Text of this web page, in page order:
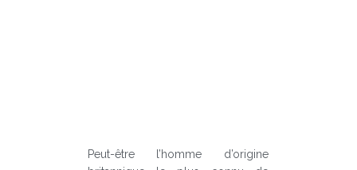
Peut-être l’homme d’origine